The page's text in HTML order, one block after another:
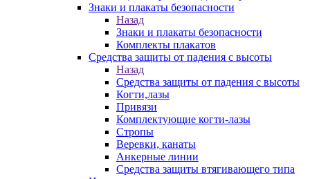
Знаки и плакаты безопасности
Назад
Знаки и плакаты безопасности
Комплекты плакатов
Средства защиты от падения с высоты
Назад
Средства защиты от падения с высоты
Когти,лазы
Привязи
Комплектующие когти-лазы
Стропы
Веревки, канаты
Анкерные линии
Средства защиты втягивающего типа